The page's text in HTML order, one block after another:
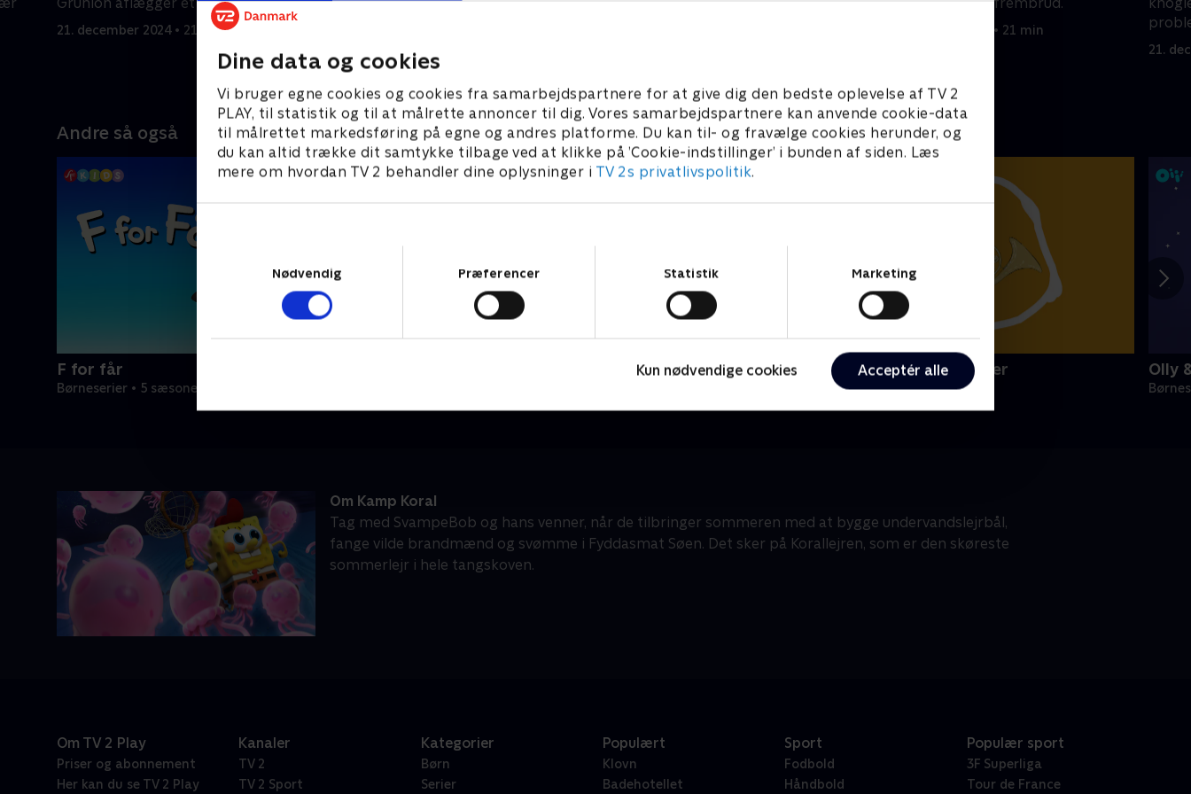
Dine data og cookies
Vi bruger egne cookies og cookies fra samarbejdspartnere for at give dig den bedste oplevelse af TV 2
PLAY, til statistik og til at målrette annoncer til dig. Vores samarbejdspartnere kan anvende cookie-data
til målrettet markedsføring på egne og andres platforme. Du kan til- og fravælge cookies herunder, og
du kan altid trække dit samtykke tilbage ved at klikke på ’Cookie-indstillinger’ i bunden af siden. Læs
mere om hvordan TV 2 behandler dine oplysninger i TV 2s privatlivspolitik.
Nødvendig
Præferencer Statistik Marketing
Kun nødvendige cookies Acceptér alle
21. december 2024 • 21 min 21. december 2024 • 21 min
21.
Andre så også
F for får
Børneserier • 5 sæsoner
Miniteve: Musikinstrumenter
Børneserier • 1 sæsoner
Olly
Om Kamp Koral
Tag med SvampeBob og hans venner, når de tilbringer sommeren med at bygge undervandslejrbål,
fange vilde brandmænd og svømme i Fyddasmat Søen. Det sker på Korallejren, som er den skøreste
sommerlejr i hele tangskoven.
Om TV 2 Play
Priser og abonnement
Her kan du se TV 2 Play
Kanaler
TV 2
TV 2 Sport
Kategorier
Børn
Serier
Populært
Klovn
Badehotellet
Sport
Fodbold
Håndbold
Populær sport
3F Superliga
Tour de France